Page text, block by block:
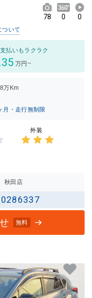
78 0 0
ついて
払いもラクラク
万円~
万Km
月・走行無制限
外装
秋田店
無料